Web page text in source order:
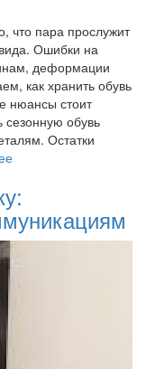
что пара прослужит
Ошибки на
деформации
как хранить обувь
нюансы стоит
сезонную обувь
Остатки